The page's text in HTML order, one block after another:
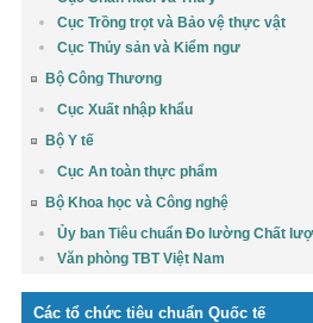
Cục Trồng trọt và Bảo vệ thực vật
Cục Thủy sản và Kiểm ngư
Bộ Công Thương
Cục Xuất nhập khẩu
Bộ Y tế
Cục An toàn thực phẩm
Bộ Khoa học và Công nghệ
Ủy ban Tiêu chuẩn Đo lường Chất
Văn phòng TBT Việt Nam
Các tổ chức tiêu chuẩn Quốc tế